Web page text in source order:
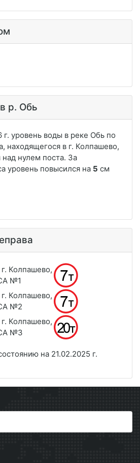
р. Обь
Колпашево,
№1
Колпашево,
№2
Колпашево,
№3
на 21.02.2025 г.